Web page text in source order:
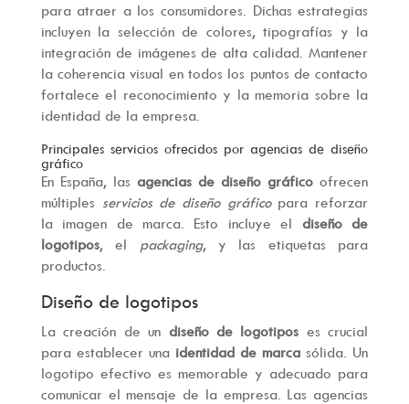
para atraer a los consumidores. Dichas estrategias
incluyen la selección de colores, tipografías y la
integración de imágenes de alta calidad. Mantener
la coherencia visual en todos los puntos de contacto
fortalece el reconocimiento y la memoria sobre la
identidad de la empresa.
Principales servicios ofrecidos por agencias de diseño
gráfico
En España, las agencias de diseño gráfico ofrecen
múltiples servicios de diseño gráficopara reforzar
la imagen de marca. Esto incluye el diseño de
logotipos, el packaging, y las etiquetas para
productos.
Diseño de logotipos
La creación de un diseño de logotipos es crucial
para establecer una identidad de marca sólida. Un
logotipo efectivo es memorable y adecuado para
comunicar el mensaje de la empresa. Las agencias